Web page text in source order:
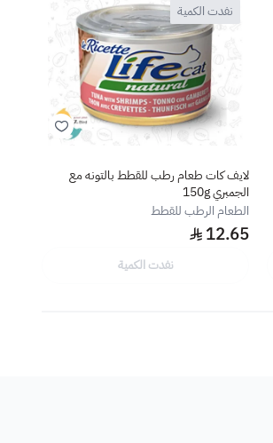
نفدت الكمية
لايف كات طعام رطب للقطط بالتونه مع
الجمبري 150g
الطعام الرطب للقطط
12.65
نفدت الكمية